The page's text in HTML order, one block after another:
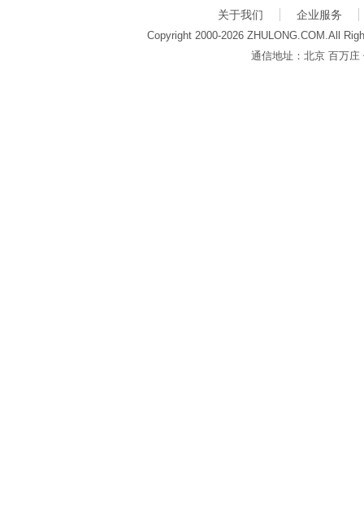
关于我们 企业服务
Copyright 2000-2026 ZHULONG.COM.All
通信地址：北京 百万